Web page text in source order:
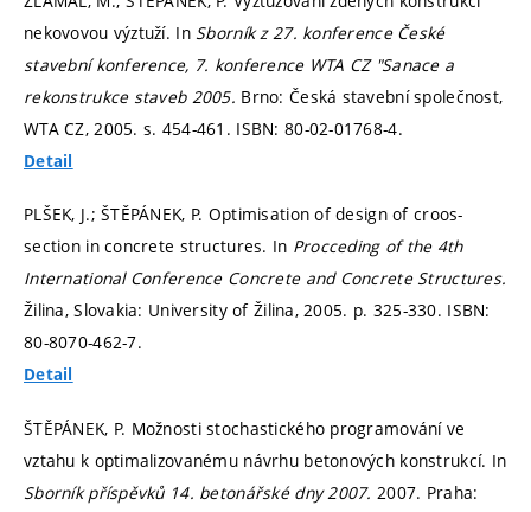
nekovovou výztuží. In Sborník z 27. konference České
stavební konference, 7. konference WTA CZ "Sanace a
rekonstrukce staveb 2005. Brno: Česká stavební společnost,
WTA CZ, 2005. s. 454-461. ISBN: 80-02-01768-4.
Detail
PLŠEK, J.; ŠTĚPÁNEK, P. Optimisation of design of croos-
section in concrete structures. In Procceding of the 4th
International Conference Concrete and Concrete Structures.
Žilina, Slovakia: University of Žilina, 2005. p. 325-330. ISBN:
80-8070-462-7.
Detail
ŠTĚPÁNEK, P. Možnosti stochastického programování ve
vztahu k optimalizovanému návrhu betonových konstrukcí. In
Sborník příspěvků 14. betonářské dny 2007. 2007. Praha: